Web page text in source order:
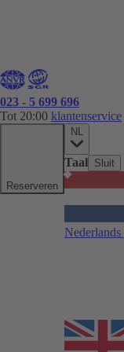
023 - 5 699 696
Tot 20:00 klantenservice
Reserveren
NL
Taal Sluit
Nederlands